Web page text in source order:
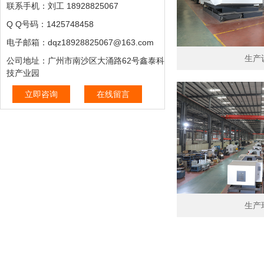
联系手机：刘工 18928825067
Q Q号码：1425748458
电子邮箱：dqz18928825067@163.com
公司地址：广州市南沙区大涌路62号鑫泰科
技产业园
立即咨询 在线留言
生产
生产